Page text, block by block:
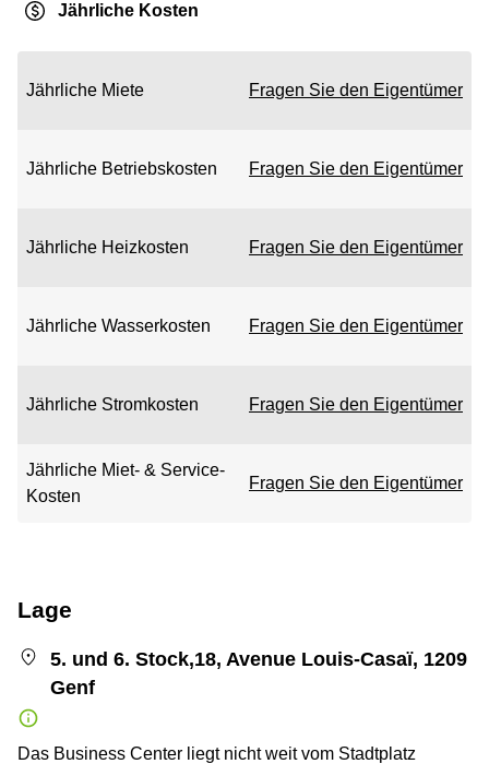
Jährliche Kosten
Jährliche Miete Fragen Sie den Eigentümer
Jährliche Betriebskosten Fragen Sie den Eigentümer
Jährliche Heizkosten Fragen Sie den Eigentümer
Jährliche Wasserkosten Fragen Sie den Eigentümer
Jährliche Stromkosten Fragen Sie den Eigentümer
Jährliche Miet- & Service-
Kosten
Fragen Sie den Eigentümer
Lage
5. und 6. Stock,18, Avenue Louis-Casaï, 1209
Genf
Das Business Center liegt nicht weit vom Stadtplatz